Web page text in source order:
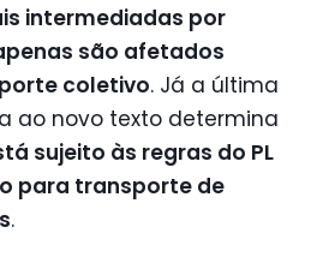
intermediadas por
são afetados
coletivo. Já a última
ao novo texto determina
sujeito às regras do PL
para transporte de
.